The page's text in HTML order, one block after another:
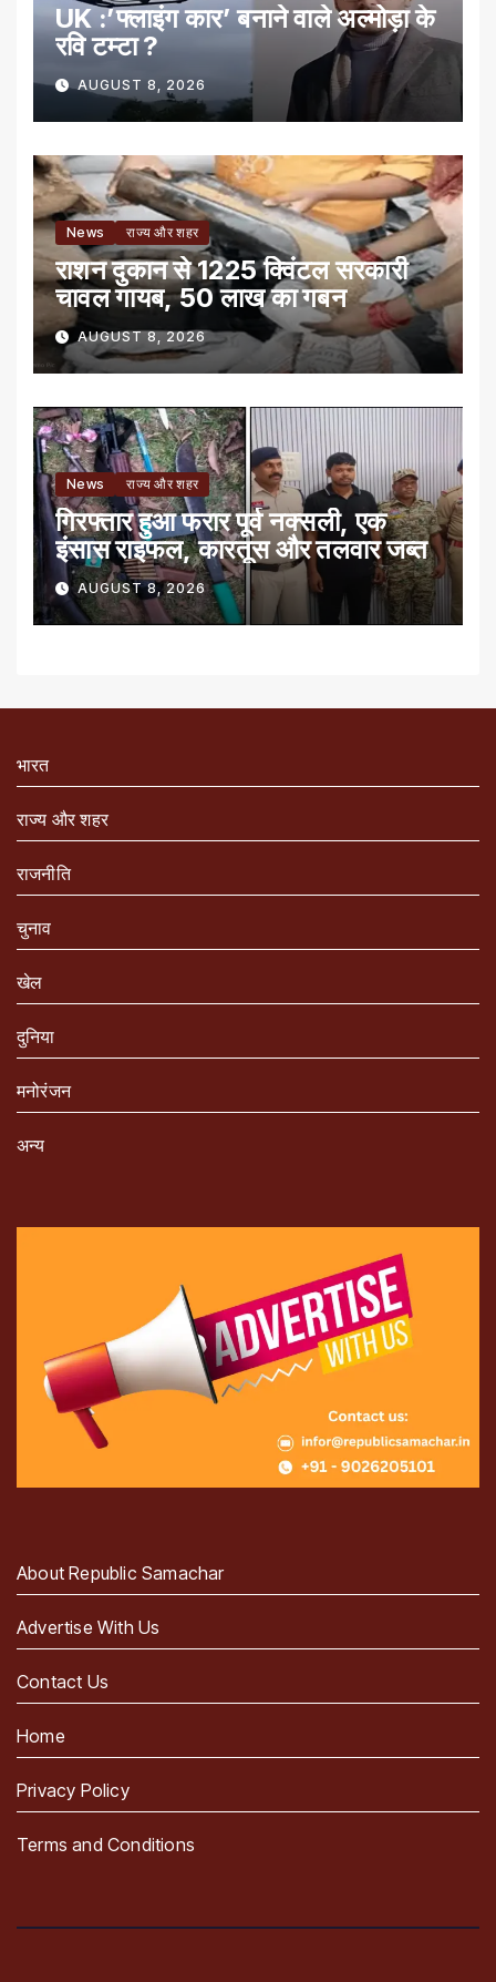
UK :’फ्लाइंग कार’ बनाने वाले अल्मोड़ा के
रवि टम्टा ?
AUGUST 8, 2026
News राज्य और शहर
राशन दुकान से 1225 क्विंटल सरकारी
चावल गायब, 50 लाख का गबन
AUGUST 8, 2026
News राज्य और शहर
गिरफ्तार हुआ फरार पूर्व नक्सली, एक
इंसास राइफल, कारतूस और तलवार जब्त
AUGUST 8, 2026
भारत
राज्य और शहर
राजनीति
चुनाव
खेल
दुनिया
मनोरंजन
अन्य
About Republic Samachar
Advertise With Us
Contact Us
Home
Privacy Policy
Terms and Conditions